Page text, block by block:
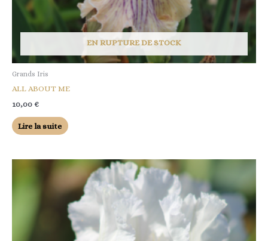
EN RUPTURE DE STOCK
Grands Iris
ALL ABOUT ME
10,00 €
Lire la suite